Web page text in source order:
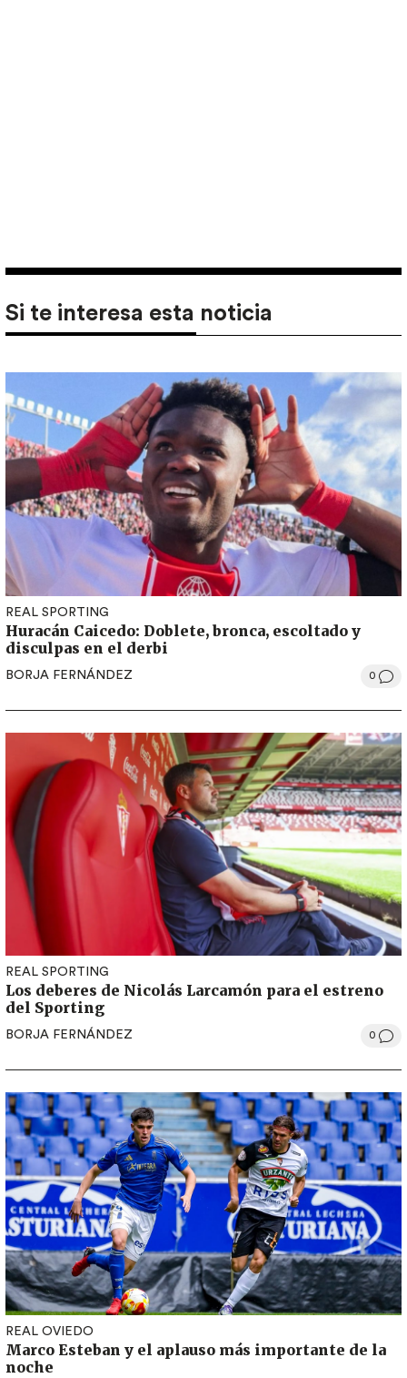
Si te interesa esta noticia
REAL SPORTING
Huracán Caicedo: Doblete, bronca, escoltado y
disculpas en el derbi
BORJA FERNÁNDEZ 0
REAL SPORTING
Los deberes de Nicolás Larcamón para el estreno
del Sporting
BORJA FERNÁNDEZ 0
REAL OVIEDO
Marco Esteban y el aplauso más importante de la
noche